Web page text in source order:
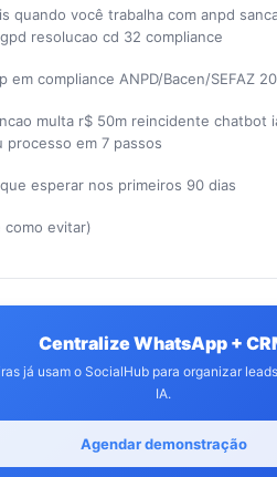
quando você trabalha com anpd
resolucao cd 32 compliance
em compliance ANPD/Bacen/SEFAZ
multa r$ 50m reincidente chatbot
processo em 7 passos
esperar nos primeiros 90 dias
como evitar)
Centralize WhatsApp +
já usam o SocialHub para organizar
IA.
Agendar demonstração